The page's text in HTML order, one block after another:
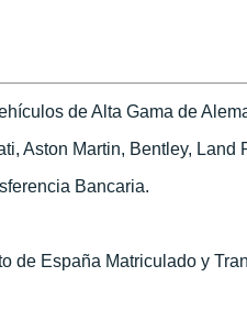
de Alta Gama de
Aston Martin, Bentley, Land
Bancaria.
de España Matriculado y